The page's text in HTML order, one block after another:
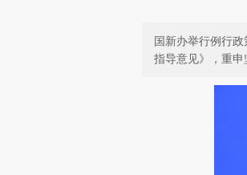
国新办举行例行
指导意见》，重